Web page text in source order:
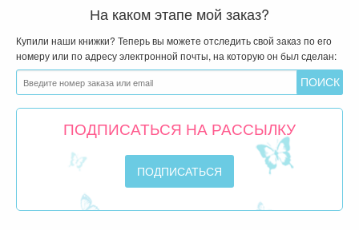
На каком этапе мой заказ?
Купили наши книжки? Теперь вы можете отследить свой заказ по его
номеру или по адресу электронной почты, на которую он был сделан:
ПОДПИСАТЬСЯ НА РАССЫЛКУ